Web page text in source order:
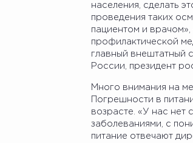
населения, сделать
проведения таких
пациентом и
профилактической
главный внештатный
России, президент
Много внимания на
Погрешности в
возрасте. «У нас нет
заболеваниями, с
питание отвечают